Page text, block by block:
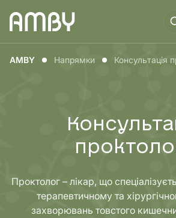
AMBY Напрямки Консультація
Проктолог – лікар, що
терапевтичному та
захворювань товстого